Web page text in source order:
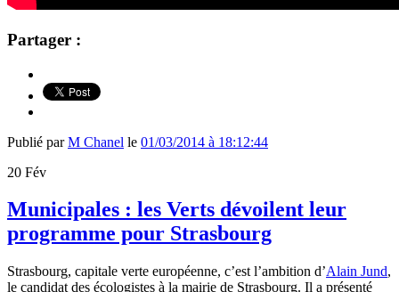
Partager :
Publié parM Chanel le 01/03/2014 à 18:12:44
20 Fév
Municipales : les Verts dévoilent leur
programme pour Strasbourg
Strasbourg, capitale verte européenne, c’est l’ambition d’Alain Jund,
le candidat des écologistes à la mairie de Strasbourg. Il a présenté